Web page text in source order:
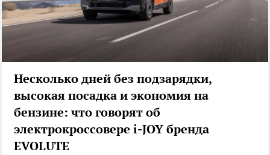
Несколько дней без подзарядки,
высокая посадка и экономия на
бензине: что говорят об
электрокроссовере i-JOY бренда
EVOLUTE